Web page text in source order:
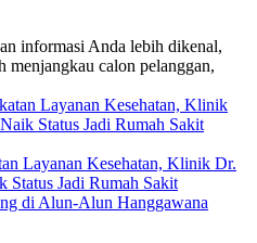
informasi Anda lebih dikenal,
menjangkau calon pelanggan,
Layanan Kesehatan, Klinik Dr.
Jadi Rumah Sakit